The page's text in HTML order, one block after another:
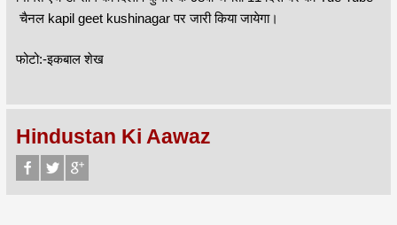
चैनल kapil geet kushinagar पर जारी किया जायेगा।
फोटो:-इकबाल शेख
Hindustan Ki Aawaz